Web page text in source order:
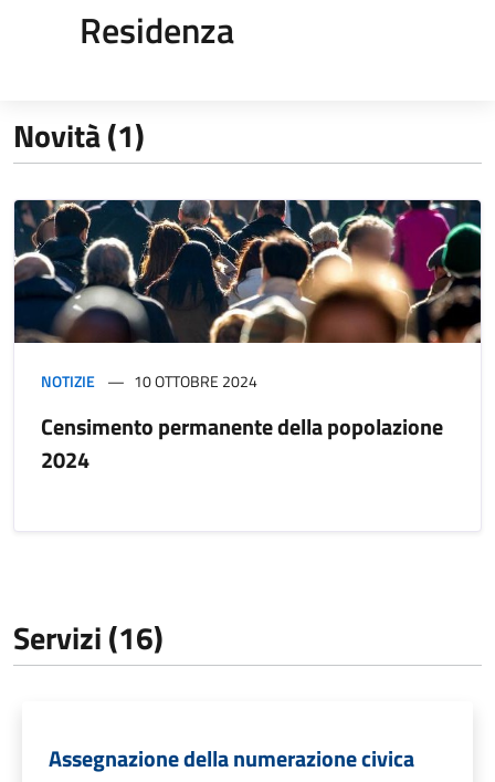
Residenza
Novità (1)
NOTIZIE 10 OTTOBRE 2024
Censimento permanente della popolazione
2024
Servizi (16)
Assegnazione della numerazione civica